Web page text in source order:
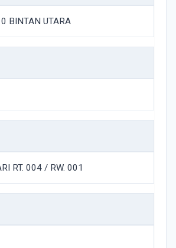
BINTAN UTARA
RT. 004 / RW. 001